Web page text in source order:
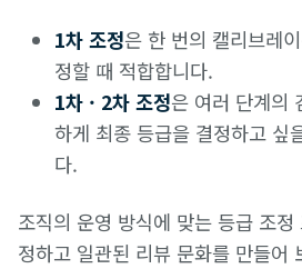
1차 조정은 한 번의 캘리브레
정할 때 적합합니다.
1차 · 2차 조정은 여러 단계의
하게 최종 등급을 결정하고 싶
다.
조직의 운영 방식에 맞는 등급 조
정하고 일관된 리뷰 문화를 만들어